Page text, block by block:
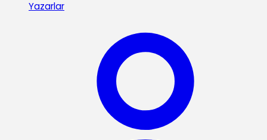
Yazarlar